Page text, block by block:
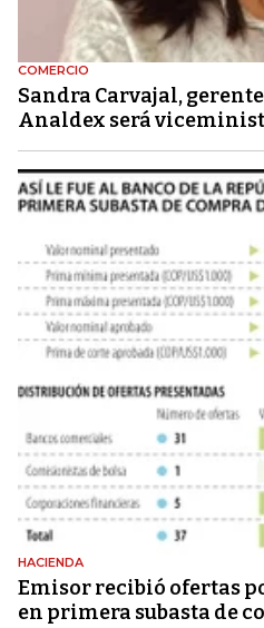
COMERCIO
Sandra Carvajal,
Analdex será
HACIENDA
Emisor recibió ofertas
en primera subasta de